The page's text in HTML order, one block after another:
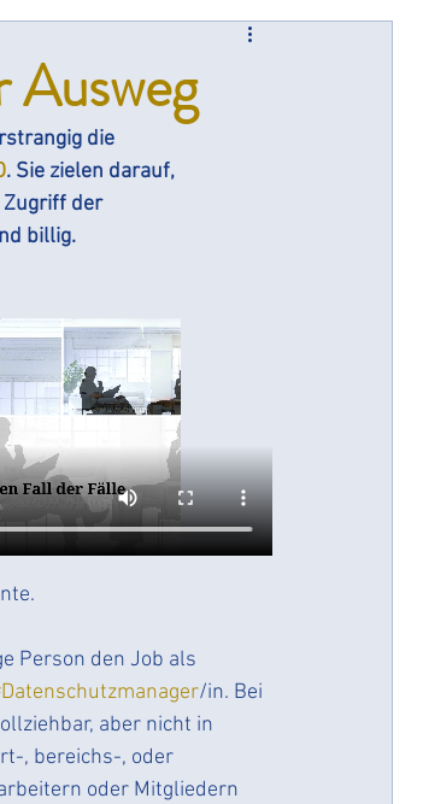
Umsetzungspflicht
Bußgeld
Datenschutzsystem
Ausweg
die
. Sie zielen darauf,
Zugriff der
billig.
Person den Job als
/in. Bei
aber nicht in
, bereichs-, oder
oder Mitgliedern